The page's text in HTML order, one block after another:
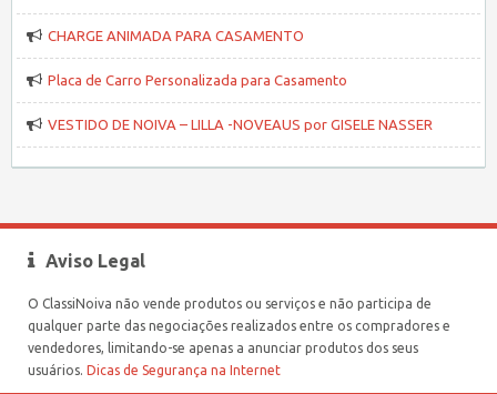
CHARGE ANIMADA PARA CASAMENTO
Placa de Carro Personalizada para Casamento
VESTIDO DE NOIVA – LILLA -NOVEAUS por GISELE NASSER
Aviso Legal
O ClassiNoiva não vende produtos ou serviços e não participa de
qualquer parte das negociações realizados entre os compradores e
vendedores, limitando-se apenas a anunciar produtos dos seus
usuários. Dicas de Segurança na Internet